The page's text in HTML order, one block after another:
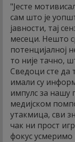
"Јесте
сам што је
јавности, тај
месеци. Нешто
потенцијалној
то није тачно,
Сведоци сте да
имали су
импулс за нашу
медијском
утакмица, сви
чак ни прост
фокус усмеримо